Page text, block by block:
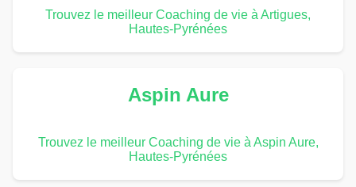
Trouvez le meilleur Coaching de vie à Artigues,
Hautes-Pyrénées
Aspin Aure
Trouvez le meilleur Coaching de vie à Aspin Aure,
Hautes-Pyrénées